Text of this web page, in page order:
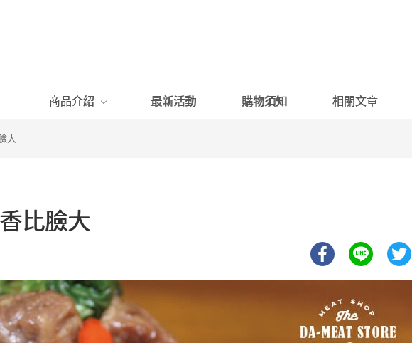
商品介紹 最新活動 購物須知 相關文章
大
比臉大